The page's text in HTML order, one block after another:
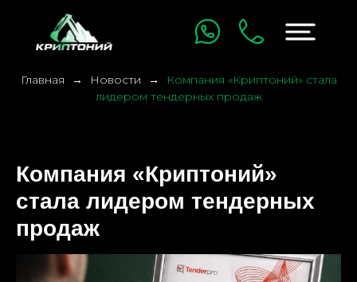
Главная Новости
Компания «Криптоний» стала
лидером тендерных продаж
Компания «Криптоний»
стала лидером тендерных
продаж